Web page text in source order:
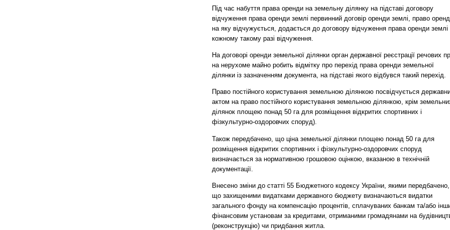
Під час набуття права оренди на земельну ділянку на підставі договору
відчуження права оренди землі первинний договір оренди землі, право
на яку відчужується, додається до договору відчуження права оренди землі
кожному такому разі відчуження.
На договорі оренди земельної ділянки орган державної реєстрації речових
на нерухоме майно робить відмітку про перехід права оренди земельної
ділянки із зазначенням документа, на підставі якого відбувся такий перехід.
Право постійного користування земельною ділянкою посвідчується
актом на право постійного користування земельною ділянкою, крім
ділянок площею понад 50 га для розміщення відкритих спортивних і
фізкультурно-оздоровчих споруд).
Також передбачено, що ціна земельної ділянки площею понад 50 га для
розміщення відкритих спортивних і фізкультурно-оздоровчих споруд
визначається за нормативною грошовою оцінкою, вказаною в технічній
документації.
Внесено зміни до статті 55 Бюджетного кодексу України, якими передбачено,
що захищеними видатками державного бюджету визначаються видатки
загального фонду на компенсацію процентів, сплачуваних банкам та/або
фінансовим установам за кредитами, отриманими громадянами на
(реконструкцію) чи придбання житла.